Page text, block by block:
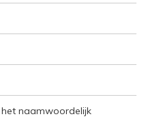
naamwoordelijk